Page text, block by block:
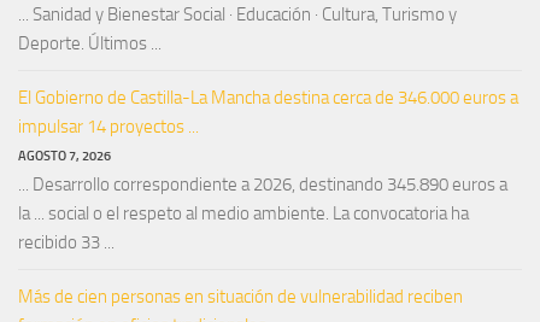
... Sanidad y Bienestar Social · Educación · Cultura, Turismo y
Deporte. Últimos ...
El Gobierno de Castilla-La Mancha destina cerca de 346.000 euros a
impulsar 14 proyectos ...
AGOSTO 7, 2026
... Desarrollo correspondiente a 2026, destinando 345.890 euros a
la ... social o el respeto al medio ambiente. La convocatoria ha
recibido 33 ...
Más de cien personas en situación de vulnerabilidad reciben